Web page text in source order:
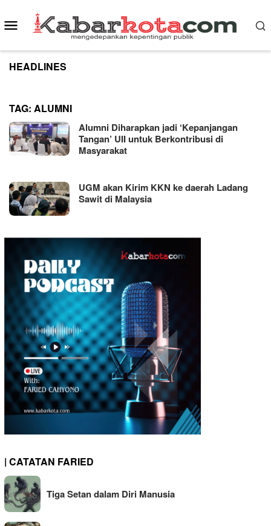
to
content
Mobile
Menu
HEADLINES
TAG: ALUMNI
Alumni Diharapkan jadi ‘Kepanjangan
Tangan’ UII untuk Berkontribusi di
Masyarakat
UGM akan Kirim KKN ke daerah Ladang
Sawit di Malaysia
| CATATAN FARIED
Tiga Setan dalam Diri Manusia